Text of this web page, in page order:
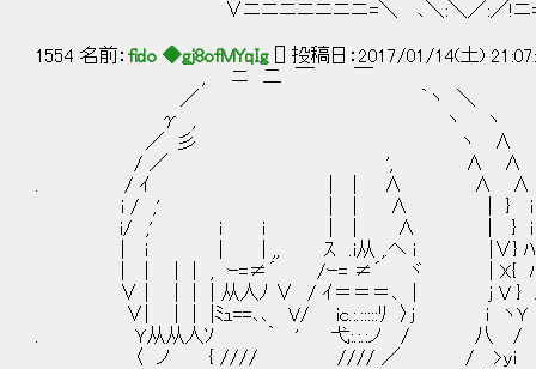
∨ニニニニニニニ=＼ ､＼:＼／:／!ニ
1554 名前： fido ◆gj8ofMYqIg
[] 投稿日：2017/01/14(土)
, ニ 二 ￣ ￣
／ ｀ヽ ＼
γ , ヽ ヽ
／ 彡 ヽ ∧ ザザ
/ ／ ', ∧ ∧
. / ｲ | | ∧ ∧ ∧
i / ,' | | ∧ | } i
i/ ,' i i | | ∧ | } i
| i | | ,, ｽ .i从 ,.ヘ ｉ |∨} ﾊ
| | | | , ｰ=≠´ /ｰ= ≠´ ヾ | X{ ﾊ ・・
∨ | | | | 从人ﾉ ∨ / ｲ＝＝＝､ | ｊ V } .
∨| | | |ﾐｭ==､､ V/ ic.:.:::::ﾘ 〉ｊ i ヽＹ ハ ね
. Ｙ从从人ｿ ｀ ' 弋:.:.:ノ / 八 / ､
〈 ノ { //// //// ／ / >ｙi ヽ ﾊ 聞